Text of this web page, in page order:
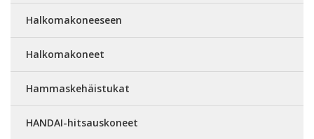
Halkomakoneeseen
Halkomakoneet
Hammaskehäistukat
HANDAI-hitsauskoneet